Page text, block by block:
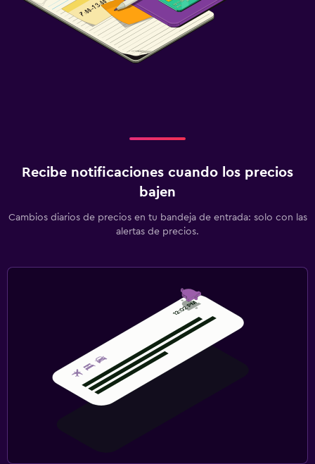
Recibe notificaciones cuando los precios
bajen
Cambios diarios de precios en tu bandeja de entrada: solo con las
alertas de precios.